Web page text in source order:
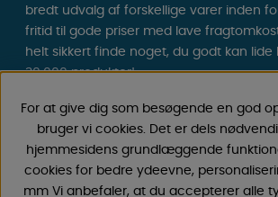
bredt udvalg af forskellige varer inden
fritid til gode priser med lave
helt sikkert finde noget, du godt kan lide
30.000 produkter!
Følg os på Facebook og Instagram for
nyheder og eksklusive tilbud.
hos os!
For at give dig som besøgende en god
bruger vi cookies. Det er dels
hjemmesidens grundlæggende
cookies for bedre ydeevne,
mm Vi anbefaler, at du accepterer alle